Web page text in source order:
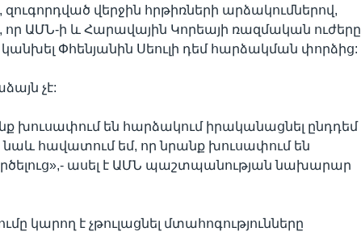
վերջին հրթիռների արձակումներով,
որ ԱՄՆ-ի և Հարավային Կորեայի ռազմական ուժերը
Փհենյանին Սեուլի դեմ հարձակման փորձից:
չէ:
խուսափում են հարձակում իրականացնել ընդդեմ
նաև հավատում եմ, որ նրանք խուսափում են
ասել է ԱՄՆ պաշտպանության նախարար
կարող է չթուլացնել մտահոգությունները